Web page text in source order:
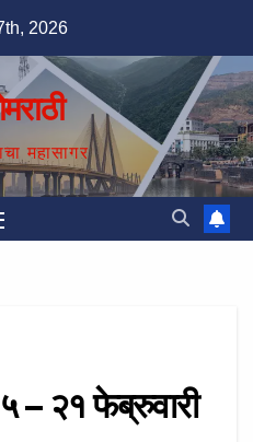
2026
महासागर
– २१ फेब्रुवारी